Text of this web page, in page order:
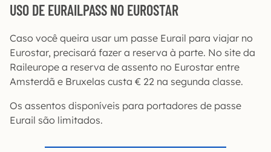
USO DE EURAILPASS NO EUROSTAR
Caso você queira usar um passe Eurail para viajar no
Eurostar, precisará fazer a reserva à parte. No site da
Raileurope a reserva de assento no Eurostar entre
Amsterdã e Bruxelas custa € 22 na segunda classe.
Os assentos disponíveis para portadores de passe
Eurail são limitados.